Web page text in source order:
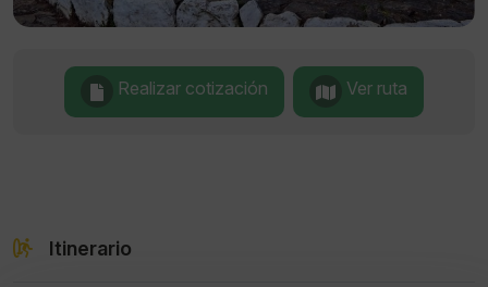
Realizar cotización Ver ruta
Itinerario